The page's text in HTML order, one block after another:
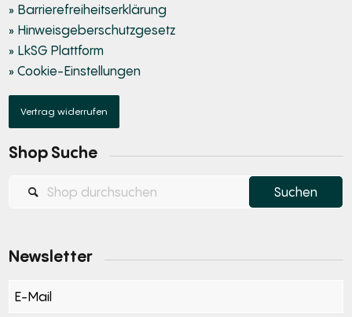
» Barrierefreiheitserklärung
» Hinweisgeberschutzgesetz
» LkSG Plattform
» Cookie-Einstellungen
Vertrag widerrufen
Shop Suche
Newsletter
Section